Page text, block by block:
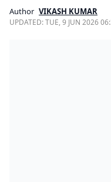
Author VIKASH KUMAR
UPDATED:TUE, 9 JUN 2026